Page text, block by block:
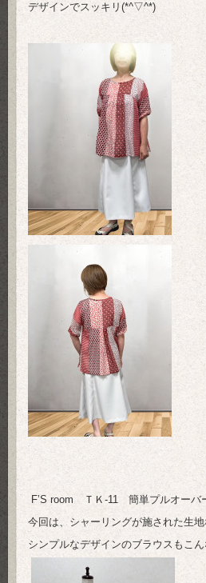
デザインでスッキリ(*^▽^*)
F’S room ＴＫ-11 簡単プルオーバ
今回は、シャーリングが施された生
シンプルなデザインのブラウスもこ